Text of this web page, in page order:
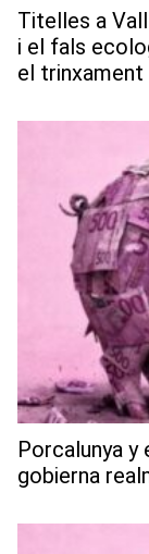
Titelles a
i el fals
el trinxament
Porcalunya y
gobierna